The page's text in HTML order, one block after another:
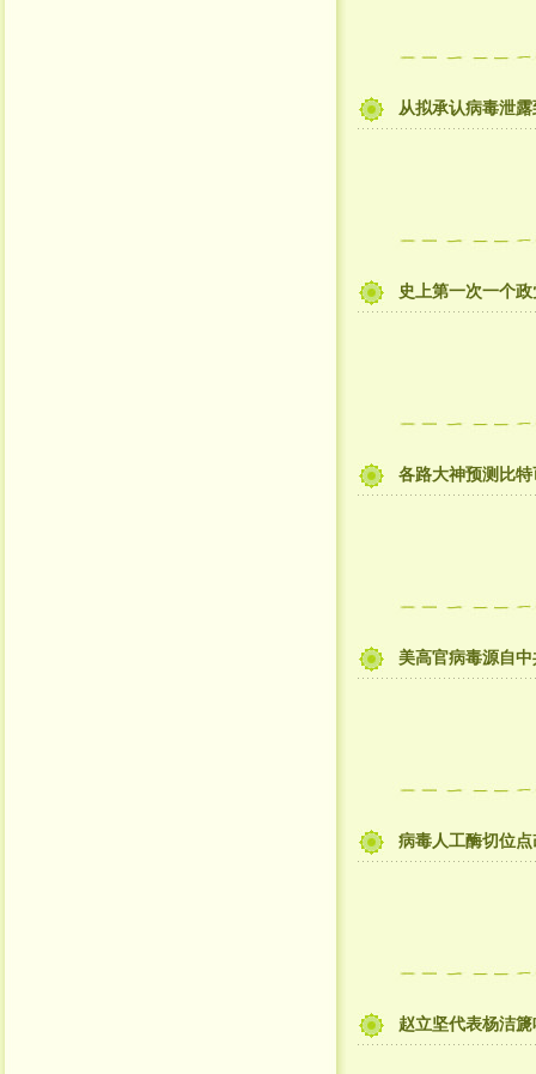
从拟承认病毒泄
史上第一次一个
各路大神预测比特
美高官病毒源自
病毒人工酶切位
赵立坚代表杨洁